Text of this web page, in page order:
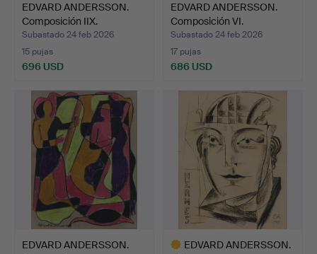
EDVARD ANDERSSON.
Composición IIX.
Subastado 24 feb 2026
15 pujas
696 USD
EDVARD ANDERSSON.
Composición VI.
Subastado 24 feb 2026
17 pujas
686 USD
EDVARD ANDERSSON.
EDVARD ANDERSSON.